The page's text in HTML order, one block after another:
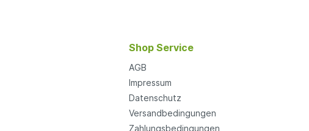
Shop Service
AGB
Impressum
Datenschutz
Versandbedingungen
Zahlungsbedingungen